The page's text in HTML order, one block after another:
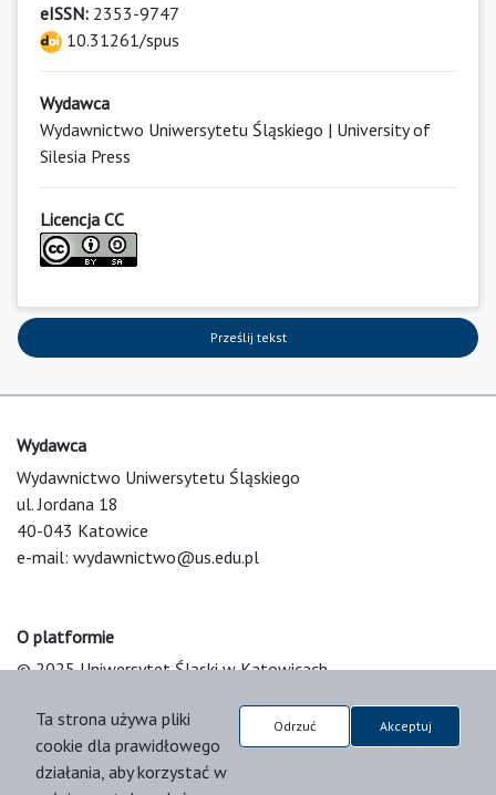
eISSN: 2353-9747
10.31261/spus
Wydawca
Wydawnictwo Uniwersytetu Śląskiego | University of
Silesia Press
Licencja CC
Prześlij tekst
Wydawca
Wydawnictwo Uniwersytetu Śląskiego
ul. Jordana 18
40-043 Katowice
e-mail: wydawnictwo@us.edu.pl
O platformie
© 2025 Uniwersytet Śląski w Katowicach
Platform & Workflow by OJS/PKP
Ta strona używa pliki
cookie dla prawidłowego
działania, aby korzystać w
Odrzuć Akceptuj